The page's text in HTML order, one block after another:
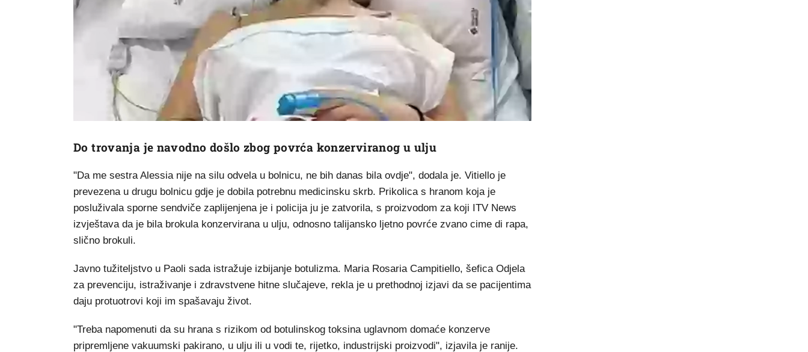
Do trovanja je navodno došlo zbog povrća konzerviranog u ulju
"Da me sestra Alessia nije na silu odvela u bolnicu, ne bih danas bila ovdje", dodala je. Vitiello je
prevezena u drugu bolnicu gdje je dobila potrebnu medicinsku skrb. Prikolica s hranom koja je
posluživala sporne sendviče zaplijenjena je i policija ju je zatvorila, s proizvodom za koji ITV News
izvještava da je bila brokula konzervirana u ulju, odnosno talijansko ljetno povrće zvano cime di rapa,
slično brokuli.
Javno tužiteljstvo u Paoli sada istražuje izbijanje botulizma. Maria Rosaria Campitiello, šefica Odjela
za prevenciju, istraživanje i zdravstvene hitne slučajeve, rekla je u prethodnoj izjavi da se pacijentima
daju protuotrovi koji im spašavaju život.
"Treba napomenuti da su hrana s rizikom od botulinskog toksina uglavnom domaće konzerve
pripremljene vakuumski pakirano, u ulju ili u vodi te, rijetko, industrijski proizvodi", izjavila je ranije.